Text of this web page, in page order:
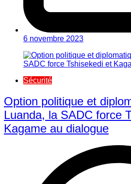
6 novembre 2023
Sécurité
Option politique et
Luanda, la SADC force
Kagame au dialogue